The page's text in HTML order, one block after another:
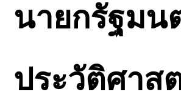
นายกรัฐมน
ประวัติศาส